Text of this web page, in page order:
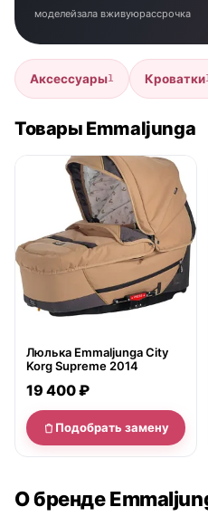
моделейзала вживуюрассрочка
Аксессуары1 Кроватки
Товары Emmaljunga
нет в продаже
Люлька Emmaljunga City
Korg Supreme 2014
19 400 ₽
Подобрать замену
О бренде